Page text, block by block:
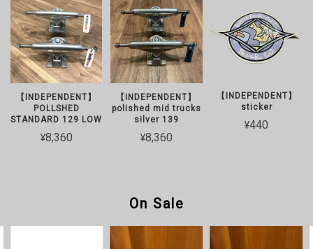
【INDEPENDENT】
POLLSHED
STANDARD 129 LOW
¥8,360
【INDEPENDENT】
polished mid trucks
silver 139
¥8,360
【INDEPENDENT】
sticker
¥440
On Sale